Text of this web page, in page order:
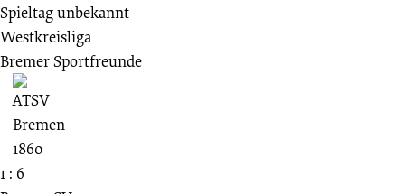
Spieltag unbekannt
Westkreisliga
Bremer Sportfreunde
1 : 6